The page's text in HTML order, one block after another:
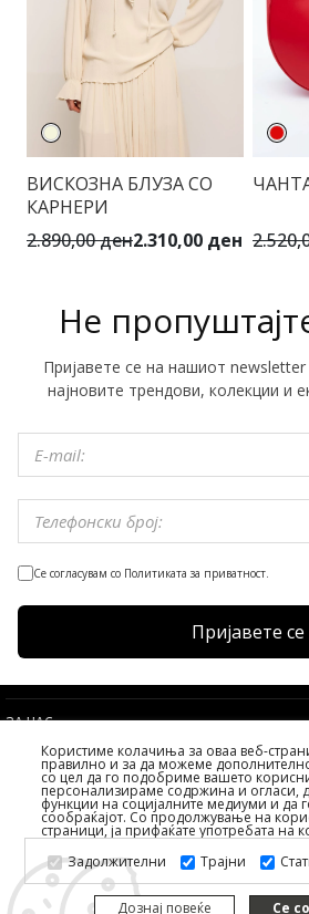
ВИСКОЗНА БЛУЗА СО
КАРНЕРИ
2.890,00 ден2.310,00 ден
Не
Пријавете се на нашиот
најновите трендови, колекции и
Се согласувам со Политиката за приватност.
Пријавете се
ЗА НАС
УСЛОВИ
УСЛУГИ НА КЛИЕНТИТЕ
ИЗБЕРЕТЕ ДРЖАВА
2026 PS FASHION
СИТЕ ПРАВА ЗАДРЖАНИ ALL
Користиме колачиња за оваа веб-
правилно и за да можеме
со цел да го подобриме вашето
персонализираме содржина и огласи,
функции на социјалните медиуми и да
сообраќајот. Со продолжување на
страници, ја прифаќате употребата на
Задолжителни
Трајни
Дознај повеќе Се